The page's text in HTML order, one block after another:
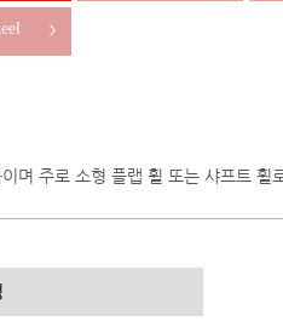
>
며 주로 소형 플랩 휠 또는 샤프트 휠